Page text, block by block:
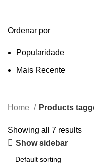
Ordenar por
Popularidade
Mais Recente
Home Products
Showing all 7 results
Show sidebar